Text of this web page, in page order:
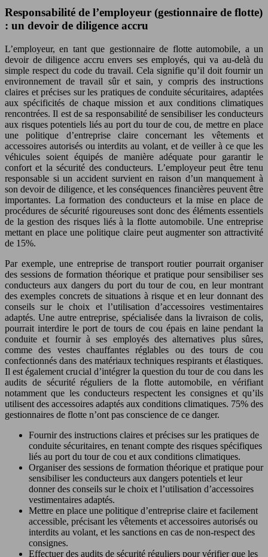
Responsabilité de l’employeur (gestionnaire de flotte)
: un devoir de diligence accru
L’employeur, en tant que gestionnaire de flotte automobile, a un
devoir de diligence accru envers ses employés, qui va au-delà du
simple respect du code du travail. Cela signifie qu’il doit fournir un
environnement de travail sûr et sain, y compris des instructions
claires et précises sur les pratiques de conduite sécuritaires, adaptées
aux spécificités de chaque mission et aux conditions climatiques
rencontrées. Il est de sa responsabilité de sensibiliser les conducteurs
aux risques potentiels liés au port du tour de cou, de mettre en place
une politique d’entreprise claire concernant les vêtements et
accessoires autorisés ou interdits au volant, et de veiller à ce que les
véhicules soient équipés de manière adéquate pour garantir le
confort et la sécurité des conducteurs. L’employeur peut être tenu
responsable si un accident survient en raison d’un manquement à
son devoir de diligence, et les conséquences financières peuvent être
importantes. La formation des conducteurs et la mise en place de
procédures de sécurité rigoureuses sont donc des éléments essentiels
de la gestion des risques liés à la flotte automobile. Une entreprise
mettant en place une politique claire peut augmenter son attractivité
de 15%.
Par exemple, une entreprise de transport routier pourrait organiser
des sessions de formation théorique et pratique pour sensibiliser ses
conducteurs aux dangers du port du tour de cou, en leur montrant
des exemples concrets de situations à risque et en leur donnant des
conseils sur le choix et l’utilisation d’accessoires vestimentaires
adaptés. Une autre entreprise, spécialisée dans la livraison de colis,
pourrait interdire le port de tours de cou épais en laine pendant la
conduite et fournir à ses employés des alternatives plus sûres,
comme des vestes chauffantes réglables ou des tours de cou
confectionnés dans des matériaux techniques respirants et élastiques.
Il est également crucial d’intégrer la question du tour de cou dans les
audits de sécurité réguliers de la flotte automobile, en vérifiant
notamment que les conducteurs respectent les consignes et qu’ils
utilisent des accessoires adaptés aux conditions climatiques. 75% des
gestionnaires de flotte n’ont pas conscience de ce danger.
Fournir des instructions claires et précises sur les pratiques de
conduite sécuritaires, en tenant compte des risques spécifiques
liés au port du tour de cou et aux conditions climatiques.
Organiser des sessions de formation théorique et pratique pour
sensibiliser les conducteurs aux dangers potentiels et leur
donner des conseils sur le choix et l’utilisation d’accessoires
vestimentaires adaptés.
Mettre en place une politique d’entreprise claire et facilement
accessible, précisant les vêtements et accessoires autorisés ou
interdits au volant, et les sanctions en cas de non-respect des
consignes.
Effectuer des audits de sécurité réguliers pour vérifier que les